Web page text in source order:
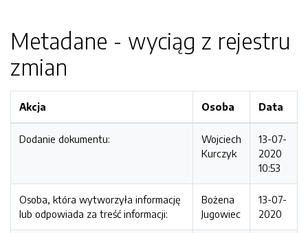
Metadane - wyciąg z rejestru
zmian
Akcja Osoba Data
Dodanie dokumentu:
Wojciech
Kurczyk
13-07-
2020
10:53
Osoba, która wytworzyła informację
lub odpowiada za treść informacji:
Bożena
Jugowiec
13-07-
2020